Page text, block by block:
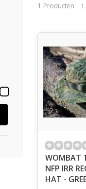
1 Producten
WOMBAT
NFP IRR
HAT -